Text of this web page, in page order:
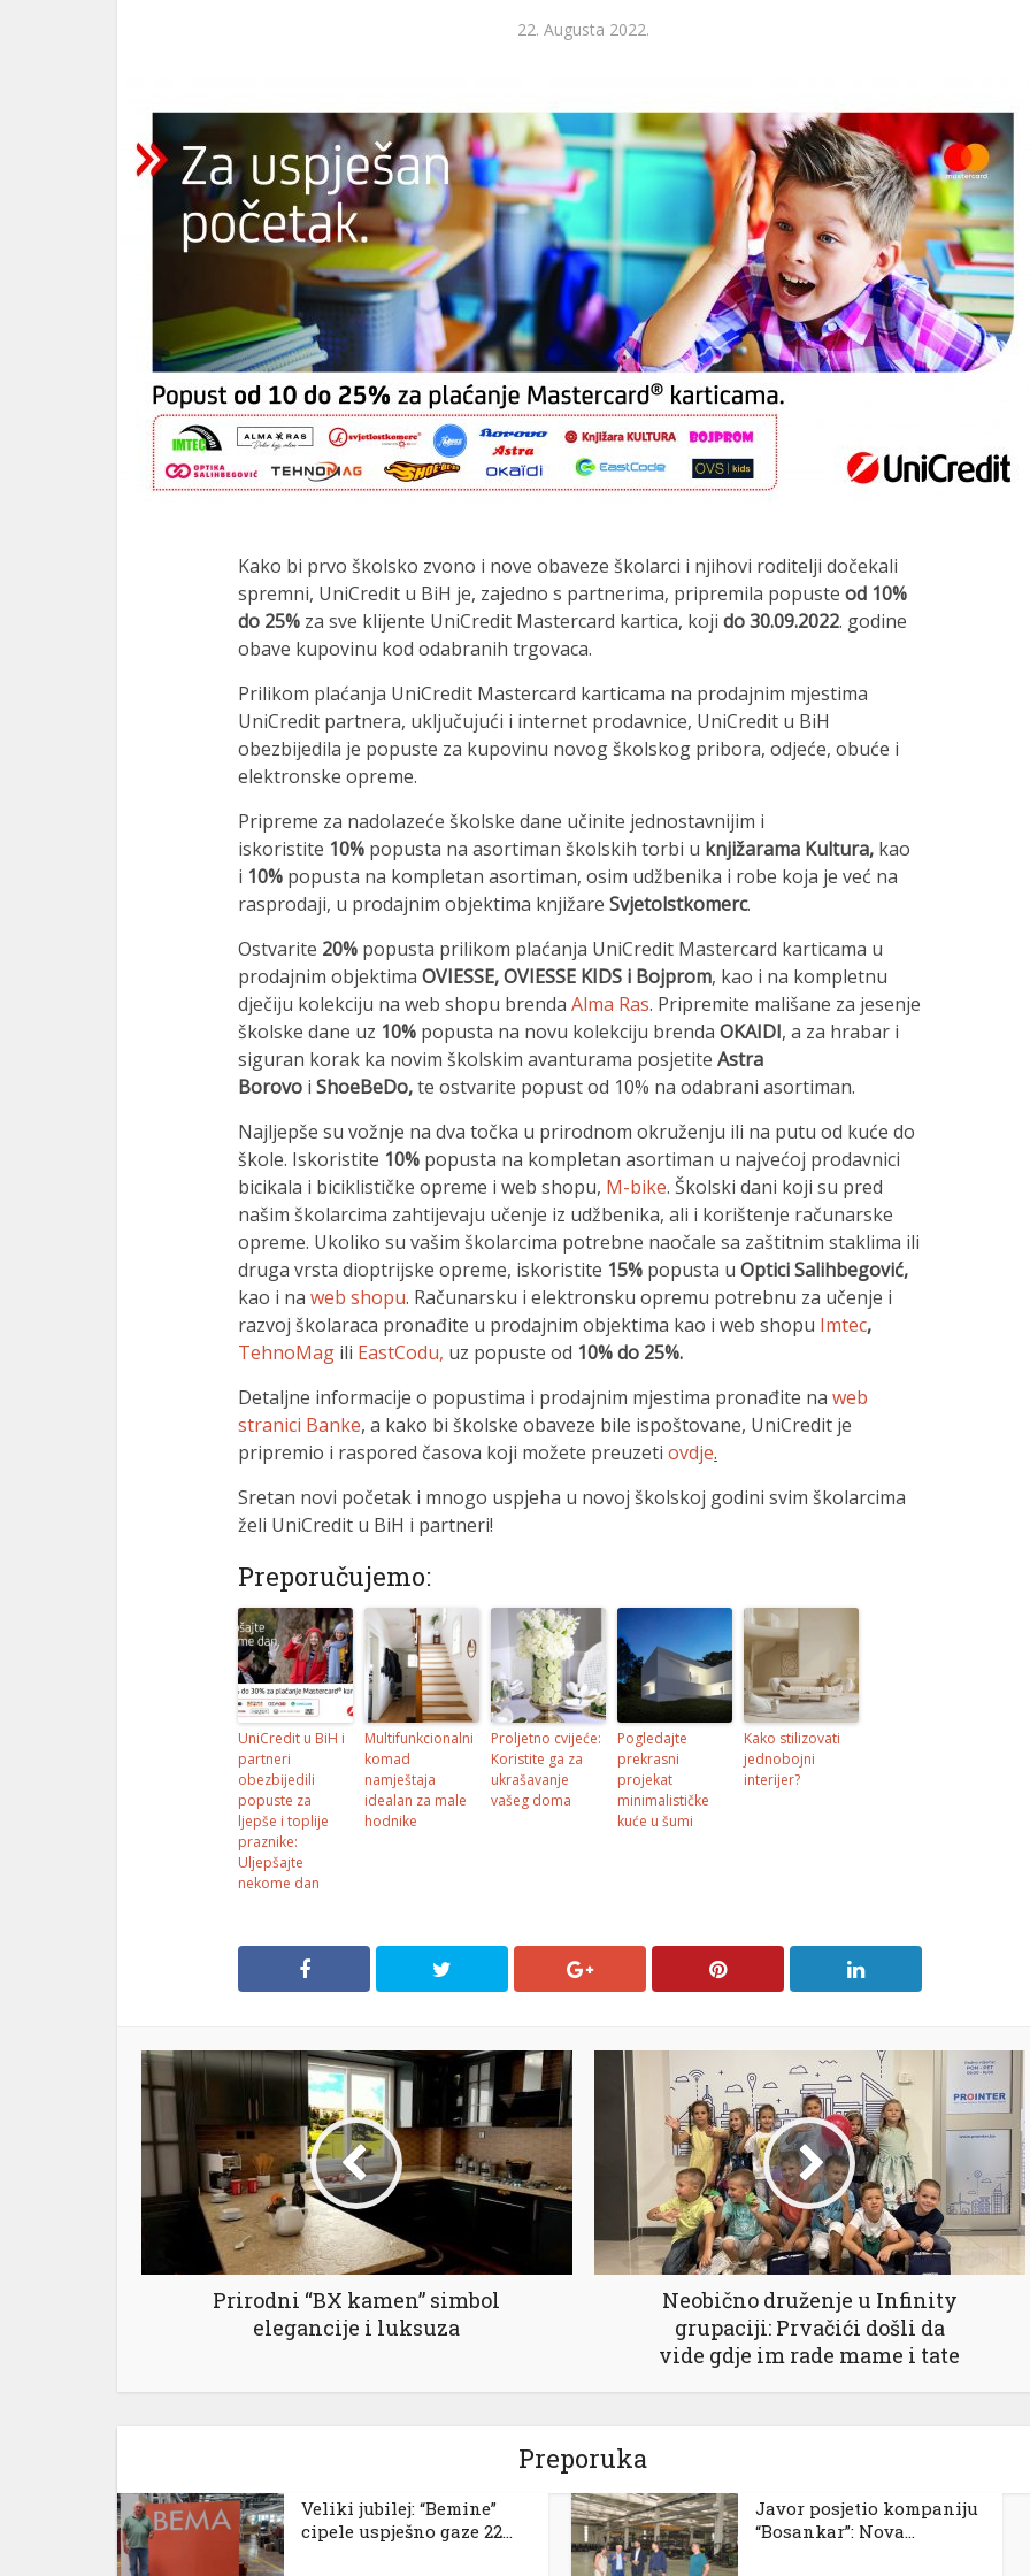
22. Augusta 2022.
Kako bi prvo školsko zvono i nove obaveze školarci i njihovi roditelji dočekali
spremni, UniCredit u BiH je, zajedno s partnerima, pripremila popuste od 10%
do 25% za sve klijente UniCredit Mastercard kartica, koji do 30.09.2022. godine
obave kupovinu kod odabranih trgovaca.
Prilikom plaćanja UniCredit Mastercard karticama na prodajnim mjestima
UniCredit partnera, uključujući i internet prodavnice, UniCredit u BiH
obezbijedila je popuste za kupovinu novog školskog pribora, odjeće, obuće i
elektronske opreme.
Pripreme za nadolazeće školske dane učinite jednostavnijim i
iskoristite 10% popusta na asortiman školskih torbi u knjižarama Kultura, kao
i 10% popusta na kompletan asortiman, osim udžbenika i robe koja je već na
rasprodaji, u prodajnim objektima knjižare Svjetolstkomerc.
Ostvarite 20% popusta prilikom plaćanja UniCredit Mastercard karticama u
prodajnim objektima OVIESSE, OVIESSE KIDS i Bojprom, kao i na kompletnu
dječiju kolekciju na web shopu brenda Alma Ras. Pripremite mališane za jesenje
školske dane uz 10% popusta na novu kolekciju brenda OKAIDI, a za hrabar i
siguran korak ka novim školskim avanturama posjetite Astra
Borovo i ShoeBeDo,te ostvarite popust od 10% na odabrani asortiman.
Najljepše su vožnje na dva točka u prirodnom okruženju ili na putu od kuće do
škole. Iskoristite 10% popusta na kompletan asortiman u najvećoj prodavnici
bicikala i biciklističke opreme i web shopu, M-bike. Školski dani koji su pred
našim školarcima zahtijevaju učenje iz udžbenika, ali i korištenje računarske
opreme. Ukoliko su vašim školarcima potrebne naočale sa zaštitnim staklima ili
druga vrsta dioptrijske opreme, iskoristite 15% popusta u Optici Salihbegović,
kao i na web shopu. Računarsku i elektronsku opremu potrebnu za učenje i
razvoj školaraca pronađite u prodajnim objektima kao i web shopu Imtec,
TehnoMag ili EastCodu, uz popuste od 10% do 25%.
Detaljne informacije o popustima i prodajnim mjestima pronađite na web
stranici Banke, a kako bi školske obaveze bile ispoštovane, UniCredit je
pripremio i raspored časova koji možete preuzeti ovdje.
Sretan novi početak i mnogo uspjeha u novoj školskoj godini svim školarcima
želi UniCredit u BiH i partneri!
Preporučujemo:
UniCredit u BiH i
partneri
obezbijedili
popuste za
ljepše i toplije
praznike:
Uljepšajte
nekome dan
Multifunkcionalni
komad
namještaja
idealan za male
hodnike
Proljetno cvijeće:
Koristite ga za
ukrašavanje
vašeg doma
Pogledajte
prekrasni
projekat
minimalističke
kuće u šumi
Kako stilizovati
jednobojni
interijer?
Prirodni “BX kamen” simbol
elegancije i luksuza
Neobično druženje u Infinity
grupaciji: Prvačići došli da
vide gdje im rade mame i tate
Preporuka
Veliki jubilej: “Bemine”
cipele uspješno gaze 22...
Javor posjetio kompaniju
“Bosankar”: Nova...